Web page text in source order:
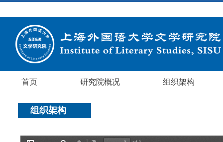
首页 研究院概况 组织架构
组织架构